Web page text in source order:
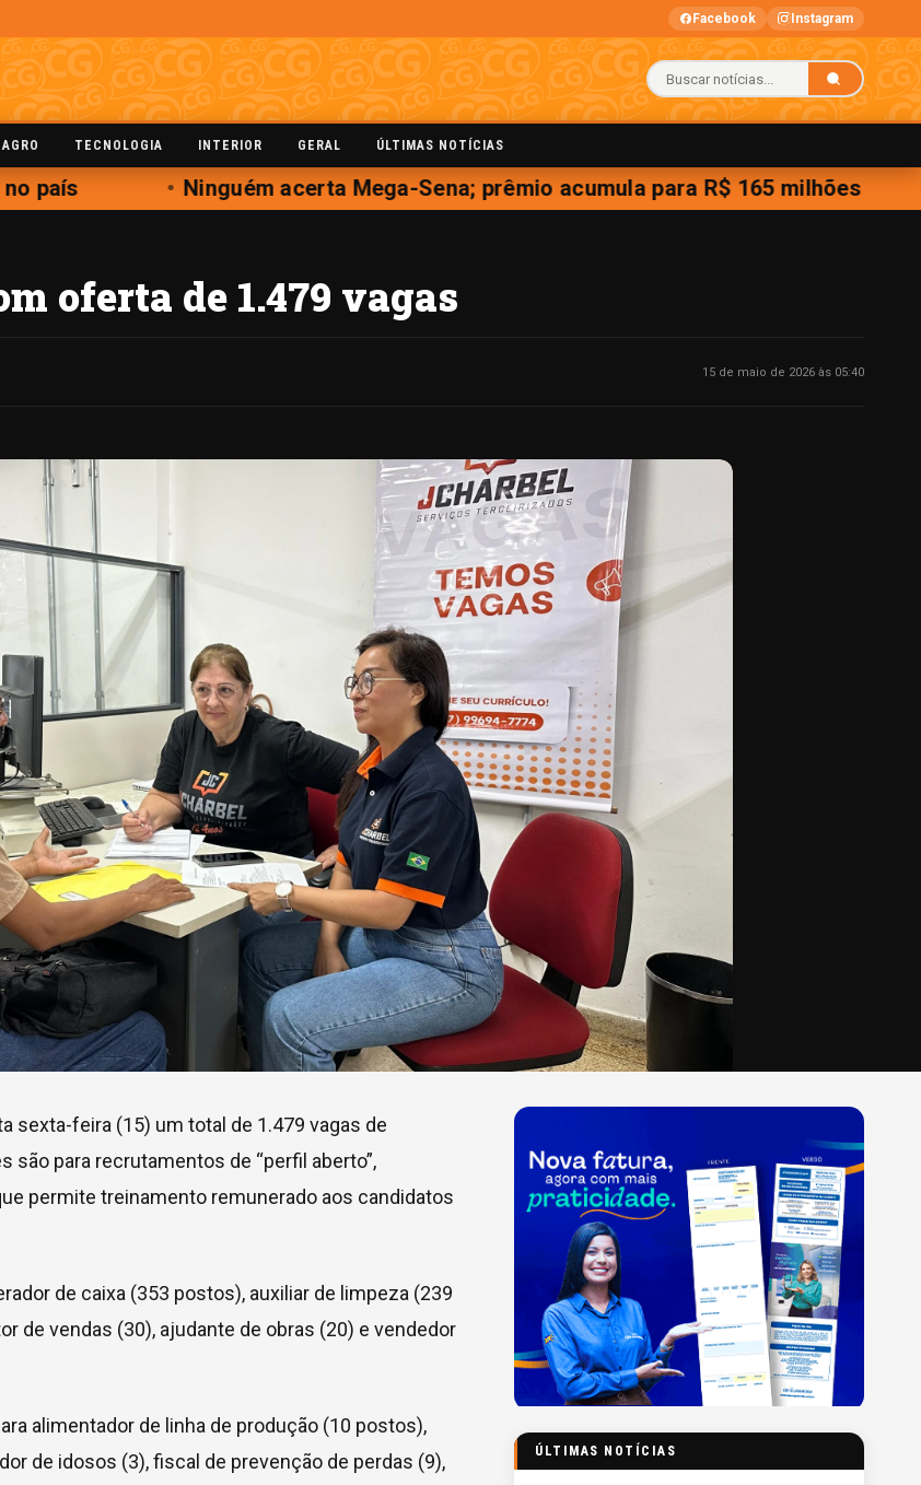
Facebook Instagram
AGRO TECNOLOGIA INTERIOR GERAL ÚLTIMAS NOTÍCIAS
país Ninguém acerta Mega-Sena; prêmio acumula para R$ 165 milhões
oferta de 1.479 vagas
15 de maio de 2026 às 05:40
sexta-feira (15) um total de 1.479 vagas de
são para recrutamentos de “perfil aberto”,
permite treinamento remunerado aos candidatos
de caixa (353 postos), auxiliar de limpeza (239
de vendas (30), ajudante de obras (20) e vendedor
alimentador de linha de produção (10 postos),
de idosos (3), fiscal de prevenção de perdas (9),
ÚLTIMAS NOTÍCIAS